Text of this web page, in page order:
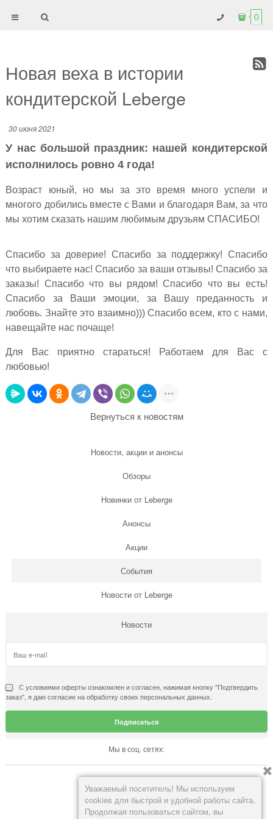
0
Новая веха в истории
кондитерской Leberge
30 июня 2021
У нас большой праздник: нашей кондитерской
исполнилось ровно 4 года!
Возраст юный, но мы за это время много успели и
многого добились вместе с Вами и благодаря Вам, за что
мы хотим сказать нашим любимым друзьям СПАСИБО!
Спасибо за доверие! Спасибо за поддержку! Спасибо
что выбираете нас! Спасибо за ваши отзывы! Спасибо за
заказы! Спасибо что вы рядом! Спасибо что вы есть!
Спасибо за Ваши эмоции, за Вашу преданность и
любовь. Знайте это взаимно))) Спасибо всем, кто с нами,
навещайте нас почаще!
Для Вас приятно стараться! Работаем для Вас с
любовью!
Вернуться к новостям
Новости, акции и анонсы
Обзоры
Новинки от Leberge
Анонсы
Акции
События
Новости от Leberge
Новости
С условиямиоферты ознакомлен и согласен, нажимая кнопку "Подтвердить
заказ", я даю согласие на обработку своих персональных данных.
Мы в соц. сетях:
Вконтакте
Уважаемый посетитель! Мы используем
cookies для быстрой и удобной работы сайта.
Продолжая пользоваться сайтом, вы